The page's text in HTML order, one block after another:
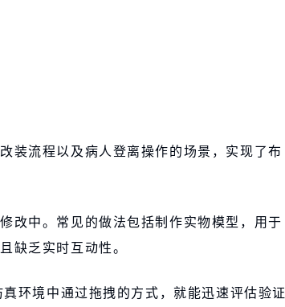
装流程以及病人登离操作的场景，实现了布
改中。常见的做法包括制作实物模型，用于
缺乏实时互动性。
环境中通过拖拽的方式，就能迅速评估验证